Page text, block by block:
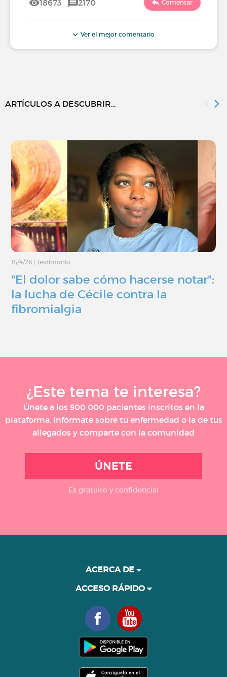
18673 2170 Comentar
Ver el mejor comentario
ARTÍCULOS A DESCUBRIR...
15/4/26 Testimonio
"El dolor sabe cómo hacerse notar":
la lucha de Cécile contra la
fibromialgia
¿Este tema te interesa?
Únete a los 500 000 pacientes inscritos en la
plataforma, infórmate sobre tu enfermedad o la de tus
allegados y comparte con la comunidad
ÚNETE
Es gratuito y confidencial
ACERCA DE
ACCESO RÁPIDO